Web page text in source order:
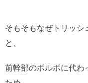
そもそもなぜトリッシ
と、
前幹部のポルポに代わ